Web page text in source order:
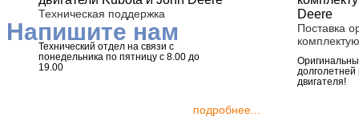
Техническая поддержка
Технический отдел на связи с
понедельника по пятницу с 8.00 до
19.00
подробнее...
Поставка
двигателя!
Напишите нам